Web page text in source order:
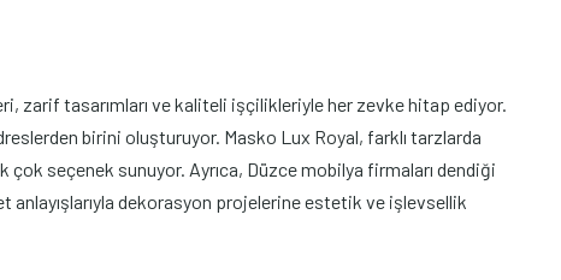
zarif tasarımları ve kaliteli işçilikleriyle her zevke hitap ediyor.
birini oluşturuyor. Masko Lux Royal, farklı tarzlarda
çok seçenek sunuyor. Ayrıca, Düzce mobilya firmaları dendiği
anlayışlarıyla dekorasyon projelerine estetik ve işlevsellik